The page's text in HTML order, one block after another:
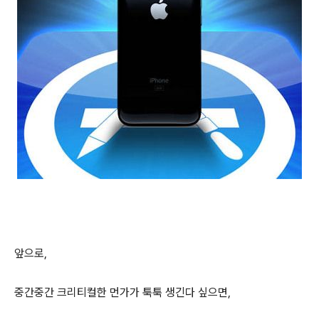
앞으로,
중간중간 크리티컬한 먼가가 툭툭 생긴다 싶으면,